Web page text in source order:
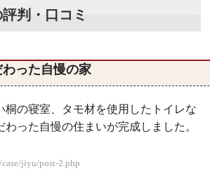
判・口コミ
った自慢の家
桐の寝室、タモ材を使用したトイレな
わった自慢の住まいが完成しました。
jiyu/post-2.php